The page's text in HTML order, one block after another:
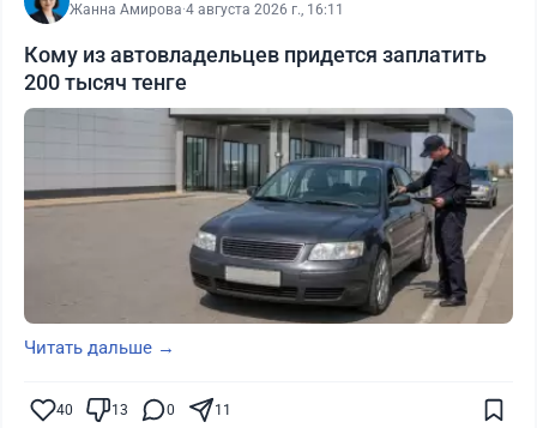
Жанна Амирова·4 августа 2026 г., 16:11
Кому из автовладельцев придется заплатить
200 тысяч тенге
Читать дальше →
40 13 0 11